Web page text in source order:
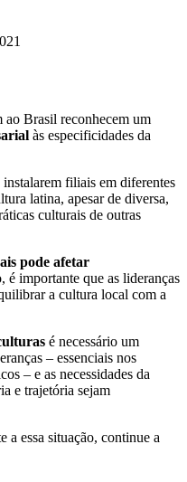
ao Brasil reconhecem um
às especificidades da
filiais em diferentes
latina, apesar de diversa,
culturais de outras
pode afetar
é importante que as lideranças
a cultura local com a
é necessário um
– essenciais nos
– e as necessidades da
e trajetória sejam
a essa situação, continue a